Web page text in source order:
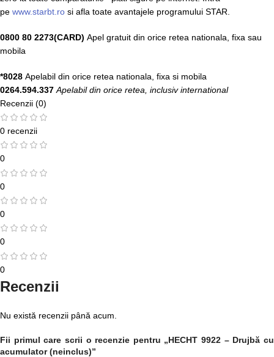
pe www.starbt.ro si afla toate avantajele programului STAR.
0800 80 2273(CARD) Apel gratuit din orice retea nationala, fixa sau
mobila
*8028 Apelabil din orice retea nationala, fixa si mobila
0264.594.337 Apelabil din orice retea, inclusiv international
Recenzii (0)
0 recenzii
0
0
0
0
0
Recenzii
Nu există recenzii până acum.
Fii primul care scrii o recenzie pentru „HECHT 9922 – Drujbă cu
acumulator (neinclus)”